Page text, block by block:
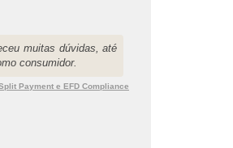
muitas dúvidas, até
consumidor.
Payment e EFD Compliance